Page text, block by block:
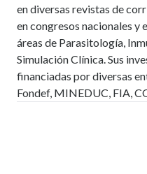
en diversas revistas de
en congresos nacionales y
áreas de Parasitología,
Simulación Clínica. Sus
financiadas por diversas
Fondef, MINEDUC, FIA,